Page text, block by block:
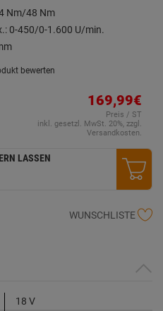
Nm/48 Nm
0-450/0-1.600 U/min.
bewerten
169,99€
Preis / ST
inkl. gesetzl. MwSt. 20%, zzgl.
Versandkosten.
LASSEN
WUNSCHLISTE
18 V